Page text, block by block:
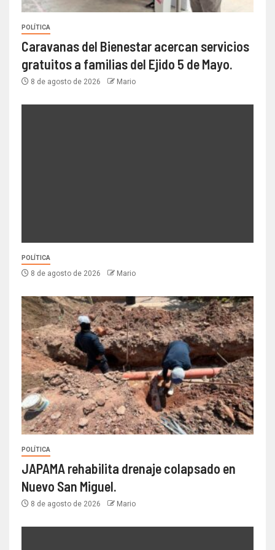
POLÍTICA
Caravanas del Bienestar acercan servicios
gratuitos a familias del Ejido 5 de Mayo.
8 de agosto de 2026 Mario
POLÍTICA
8 de agosto de 2026 Mario
POLÍTICA
JAPAMA rehabilita drenaje colapsado en
Nuevo San Miguel.
8 de agosto de 2026 Mario